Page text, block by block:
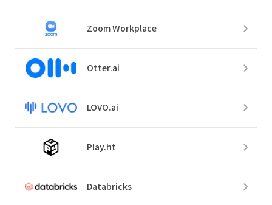
Zoom Workplace
Otter.ai
LOVO.ai
Play.ht
Databricks